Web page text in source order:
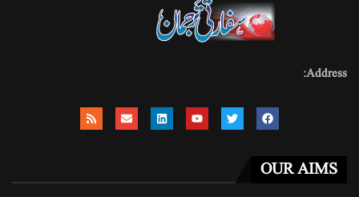
Address:
OUR AIMS